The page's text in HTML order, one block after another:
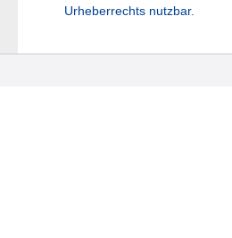
Urheberrechts nutzbar.